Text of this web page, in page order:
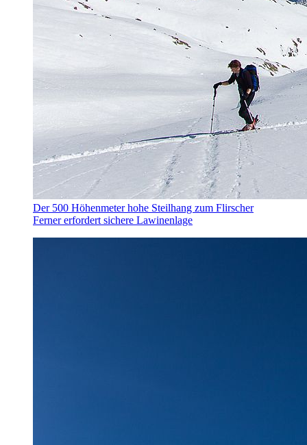
Der 500 Höhenmeter hohe Steilhang zum Flirscher
Ferner erfordert sichere Lawinenlage